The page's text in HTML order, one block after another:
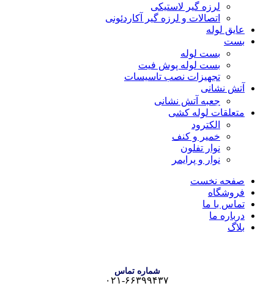
لرزه گیر لاستیکی
اتصالات و لرزه گیر آکاردئونی
عایق لوله
بست
بست لوله
بست لوله پوش فیت
تجهیزات نصب تاسیسات
آتش نشانی
جعبه آتش نشانی
متعلقات لوله کشی
الکترود
خمیر و کنف
نوار تفلون
نوار و پرایمر
صفحه نخست
فروشگاه
تماس با ما
درباره ما
بلاگ
شماره تماس
۰۲۱-۶۶۳۹۹۴۳۷